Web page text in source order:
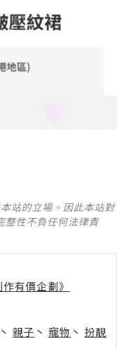
站的立場。因此本站對
整性不負任何法律責
有價企劃》
丶 親子 丶 寵物 丶 扮靚